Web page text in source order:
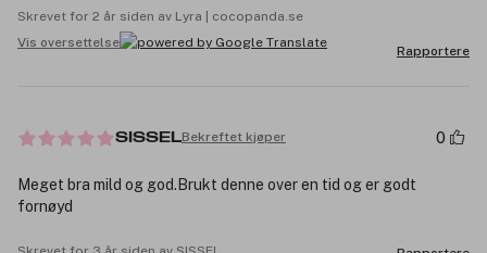
Skrevet for 2 år siden av Lyra | cocopanda.se
Vis oversettelse
Rapportere
SISSELBekreftet kjøper 0
Meget bra mild og god.Brukt denne over en tid og er godt
fornøyd